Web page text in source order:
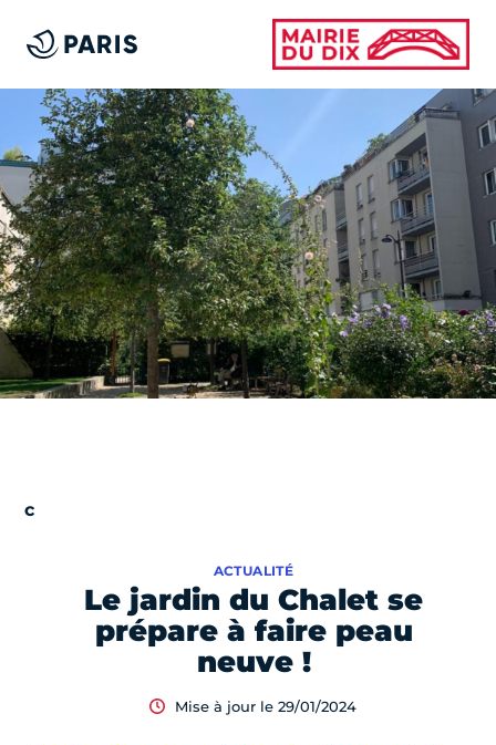
Le jardin du Chalet se
prépare à faire peau
neuve !
ACTUALITÉ
Mise à jour le 29/01/2024